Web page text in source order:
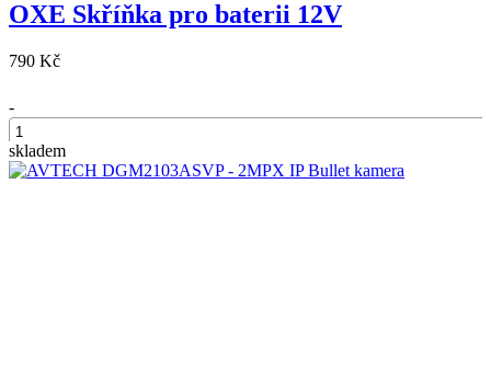
OXE Skříňka pro baterii 12V
790 Kč
-
+
skladem